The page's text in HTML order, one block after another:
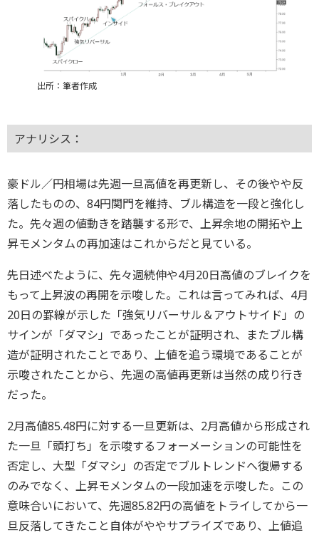
出所：筆者作成
アナリシス：
豪ドル／円相場は先週一旦高値を再更新し、その後やや反
落したものの、84円関門を維持、ブル構造を一段と強化し
た。先々週の値動きを踏襲する形で、上昇余地の開拓や上
昇モメンタムの再加速はこれからだと見ている。
先日述べたように、先々週続伸や4月20日高値のブレイクを
もって上昇波の再開を示唆した。これは言ってみれば、4月
20日の罫線が示した「強気リバーサル＆アウトサイド」の
サインが「ダマシ」であったことが証明され、またブル構
造が証明されたことであり、上値を追う環境であることが
示唆されたことから、先週の高値再更新は当然の成り行き
だった。
2月高値85.48円に対する一旦更新は、2月高値から形成され
た一旦「頭打ち」を示唆するフォーメーションの可能性を
否定し、大型「ダマシ」の否定でブルトレンドへ復帰する
のみでなく、上昇モメンタムの一段加速を示唆した。この
意味合いにおいて、先週85.82円の高値をトライしてから一
旦反落してきたこと自体がややサプライズであり、上値追